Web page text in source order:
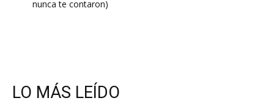
nunca te contaron)
LO MÁS LEÍDO